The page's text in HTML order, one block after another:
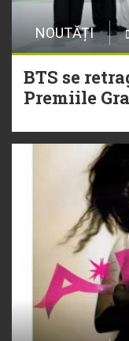
NOUTĂȚI
BTS se
Premiile